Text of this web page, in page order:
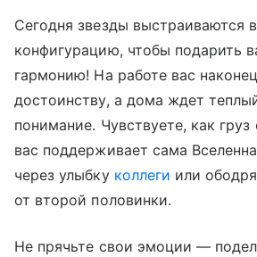
Сегодня звезды выстраиваются
конфигурацию, чтобы подарить
гармонию! На работе вас
достоинству, а дома ждет
понимание. Чувствуете, как груз
вас поддерживает сама
через улыбку коллеги или
от второй половинки.
Не прячьте свои эмоции —